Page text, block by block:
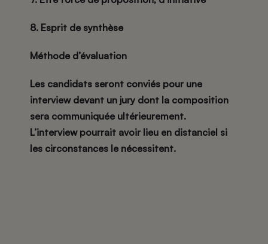
8. Esprit de synthèse
Méthode d’évaluation
Les candidats seront conviés pour une
interview devant un jury dont la composition
sera communiquée ultérieurement.
L’interview pourrait avoir lieu en distanciel si
les circonstances le nécessitent.